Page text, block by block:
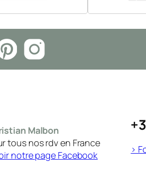
Malbon
tous nos rdv en France
notre page Facebook
>